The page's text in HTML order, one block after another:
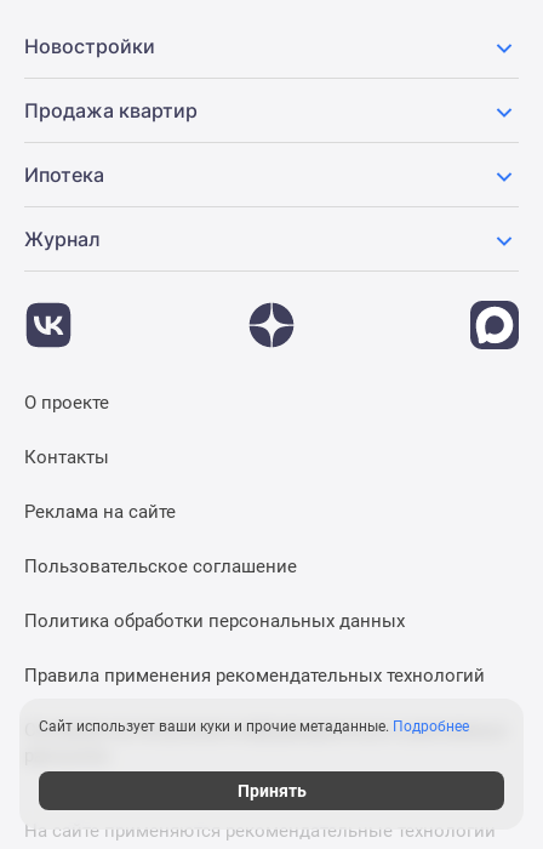
Новостройки
Продажа квартир
Ипотека
Журнал
О проекте
Контакты
Реклама на сайте
Пользовательское соглашение
Политика обработки персональных данных
Правила применения рекомендательных технологий
Согласие на получение информационных и рекламных
На сайте применяются рекомендательные технологии
Сайт использует ваши куки и прочие метаданные. Подробнее
Принять